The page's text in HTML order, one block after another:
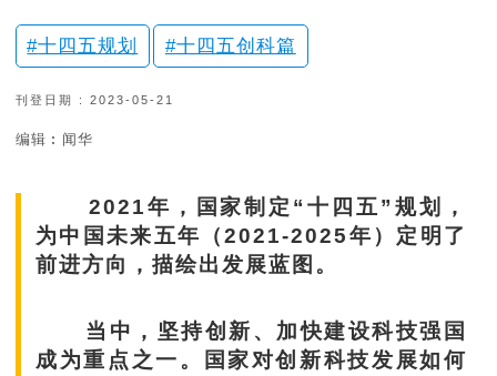
十四五规划 十四五创科篇
刊登日期 : 2023-05-21
编辑︰闻华
2021年，国家制定“十四五”规划，
为中国未来五年（2021-2025年）定明了
前进方向，描绘出发展蓝图。
当中，坚持创新、加快建设科技强国
成为重点之一。国家对创新科技发展如何